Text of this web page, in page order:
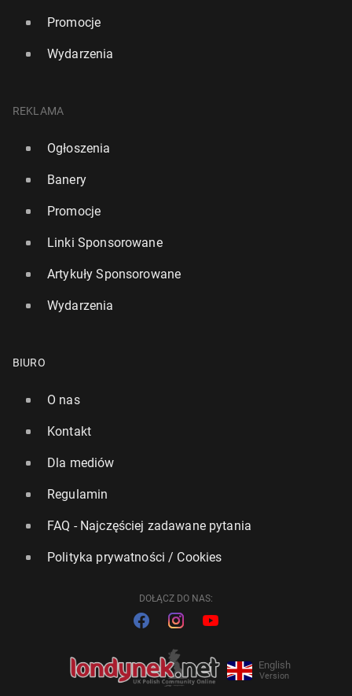
Oto mało znany region Wiel­kiej Bry­ta­nii z pięk­ny­mi
plażami i bez tłumów tu­ry­stów
7 lipca, 08:00
Nie­do­ce­nia­ne bry­tyj­skie miasto, które według tu­ry­
stów ma włoski klimat
Promocje
Wydarzenia
REKLAMA
Ogłoszenia
Banery
Promocje
Linki Sponsorowane
Artykuły Sponsorowane
Wydarzenia
BIURO
O nas
Kontakt
Dla mediów
Regulamin
FAQ - Najczęściej zadawane pytania
Polityka prywatności / Cookies
DOŁĄCZ DO NAS:
English
Version